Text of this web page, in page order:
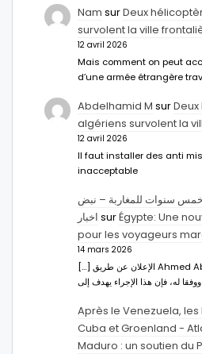
Nam surDeux
survolent la ville
12 avril 2026
Mais comment on peut
d’une armée étrangère
Abdelhamid M sur
algériens survolent la
12 avril 2026
Il faut installer des anti
inacceptable
خمس سنوات للمغاربة – نبض
اخبار surÉgypte: Une
pour les voyageurs
14 mars 2026
[…] الإعلان عن طريق Ahmed Abdel-Latifسفير مصر بالرباط.
Après le Venezuela,
Cuba et Groenland -
Maduro : un soutien du